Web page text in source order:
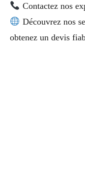
Contactez nos
Découvrez nos
obtenez un devis